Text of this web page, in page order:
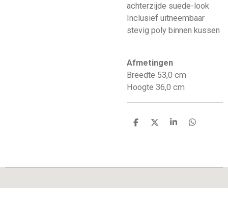
achterzijde suede-look
Inclusief uitneembaar
stevig poly binnen kussen
Afmetingen
Breedte 53,0 cm
Hoogte 36,0 cm
D
D
S
D